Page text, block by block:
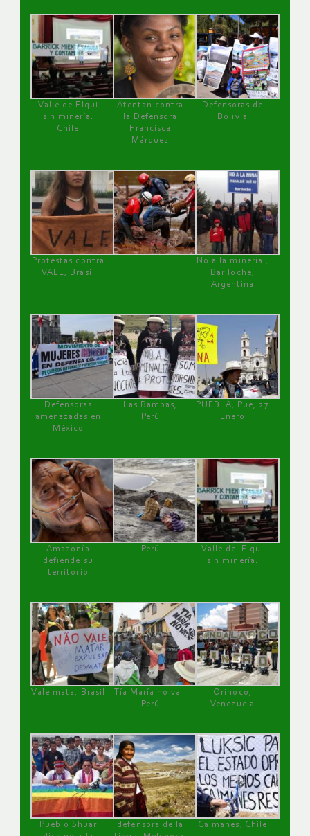
Valle de Elqui
sin minería.
Chile
Atentan contra
la Defensora
Francisca
Márquez
Defensoras de
Bolivia
Protestas contra
VALE, Brasil
No a la minería ,
Bariloche,
Argentina
Defensoras
amenazadas en
México
Las Bambas,
Perú
PUEBLA, Pue, 27
Enero
Amazonía
defiende su
territorio
Perú
Valle del Elqui
sin minería.
Vale mata, Brasil
Tía María no va !
Perú
Orinoco,
Venezuela
Pueblo Shuar
defensora de la
Caimanes, Chile